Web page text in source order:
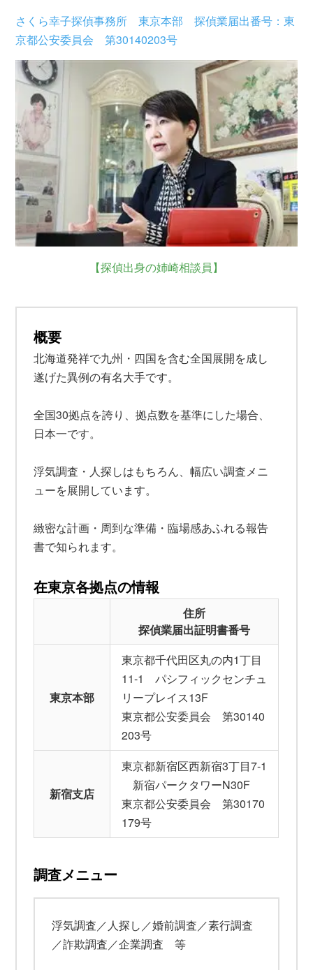
さくら幸子探偵事務所 東京本部 探偵業届出番号：東
京都公安委員会 第30140203号
【探偵出身の姉崎相談員】
概要
北海道発祥で九州・四国を含む全国展開を成し
遂げた異例の有名大手です。
全国30拠点を誇り、拠点数を基準にした場合、
日本一です。
浮気調査・人探しはもちろん、幅広い調査メニ
ューを展開しています。
緻密な計画・周到な準備・臨場感あふれる報告
書で知られます。
在東京各拠点の情報
住所
探偵業届出証明書番号
東京本部
東京都千代田区丸の内1丁目
11-1 パシフィックセンチュ
リープレイス13F
東京都公安委員会 第30140
203号
新宿支店
東京都新宿区西新宿3丁目7-1
新宿パークタワーN30F
東京都公安委員会 第30170
179号
調査メニュー
浮気調査／人探し／婚前調査／素行調査
／詐欺調査／企業調査 等